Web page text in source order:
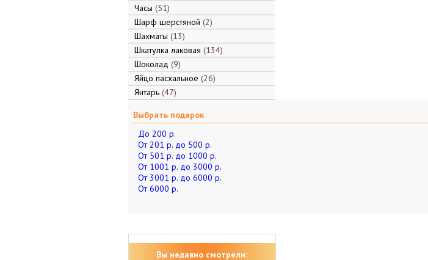
Часы 51
Шарф шерстяной 2
Шахматы 13
Шкатулка лаковая 134
Шоколад 9
Яйцо пасхальное 26
Янтарь 47
Выбрать подарок
До 200 р.
От 201 р. до 500 р.
От 501 р. до 1000 р.
От 1001 р. до 3000 р.
От 3001 р. до 6000 р.
От 6000 р.
Вы недавно смотрели: